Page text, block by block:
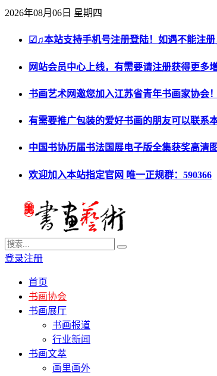
2026年08月06日 星期四
☑♫本站支持手机号注册登陆！如遇不能注册
网站会员中心上线，有需要请注册获得更多
书画艺术网邀您加入江苏省青年书画家协会！
有需要推广包装的爱好书画的朋友可以联系
中国书协历届书法国展电子版全集获奖高清
欢迎加入本站指定官网 唯一正规群：590366
登录注册
首页
书画协会
书画展厅
书画报道
行业新闻
书画文萃
画里画外